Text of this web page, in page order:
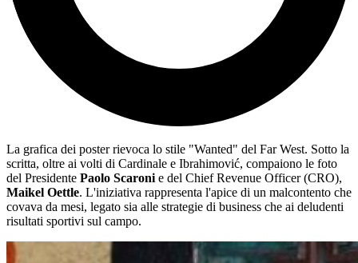
La grafica dei poster rievoca lo stile "Wanted" del Far West. Sotto la
scritta, oltre ai volti di Cardinale e Ibrahimović, compaiono le foto
del Presidente Paolo Scaroni e del Chief Revenue Officer (CRO),
Maikel Oettle. L'iniziativa rappresenta l'apice di un malcontento che
covava da mesi, legato sia alle strategie di business che ai deludenti
risultati sportivi sul campo.